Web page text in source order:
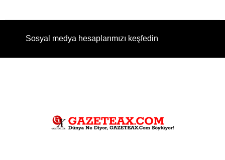
Sosyal medya hesaplarımızı keşfedin